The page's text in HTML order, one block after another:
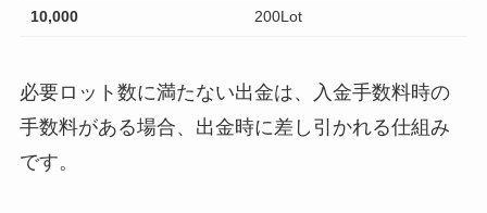
10,000 200Lot
必要ロット数に満たない出金は、入金手数料時の
手数料がある場合、出金時に差し引かれる仕組み
です。